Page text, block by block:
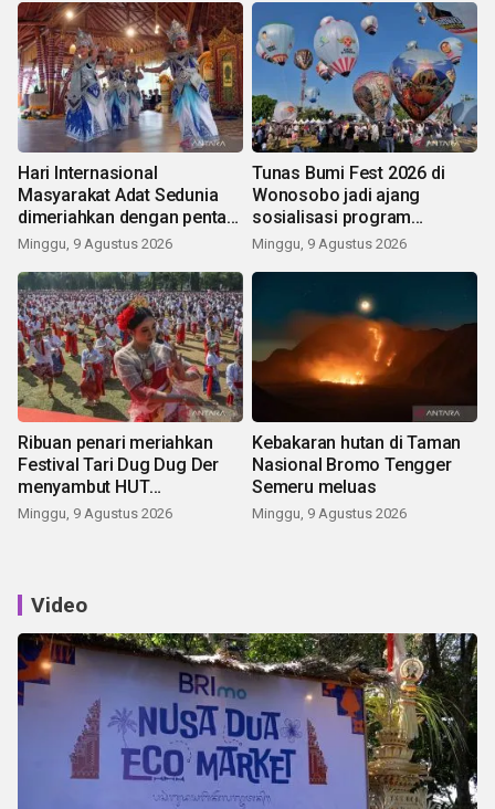
Hari Internasional
Masyarakat Adat Sedunia
dimeriahkan dengan pentas
seni budaya Bali
Minggu, 9 Agustus 2026
Tunas Bumi Fest 2026 di
Wonosobo jadi ajang
sosialisasi program
pemerintah lewat balon
Minggu, 9 Agustus 2026
Ribuan penari meriahkan
Festival Tari Dug Dug Der
menyambut HUT
Kemerdekaan
Minggu, 9 Agustus 2026
Kebakaran hutan di Taman
Nasional Bromo Tengger
Semeru meluas
Minggu, 9 Agustus 2026
Video